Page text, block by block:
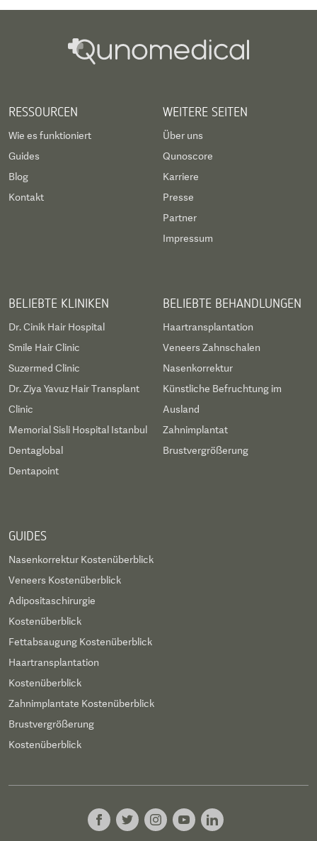
Gebetsraum, ein Multimedia-Terminal und eine
Krankenhäuser der Welt bekannt. Das gut
RESSOURCEN
Wie es funktioniert
Guides
Blog
Kontakt
WEITERE SEITEN
Über uns
Qunoscore
Karriere
Presse
Partner
Impressum
BELIEBTE KLINIKEN
Dr. Cinik Hair Hospital
Smile Hair Clinic
Suzermed Clinic
Dr. Ziya Yavuz Hair Transplant
Clinic
Memorial Sisli Hospital Istanbul
Dentaglobal
Dentapoint
BELIEBTE BEHANDLUNGEN
Haartransplantation
Veneers Zahnschalen
Nasenkorrektur
Künstliche Befruchtung im
Ausland
Zahnimplantat
Brustvergrößerung
GUIDES
Nasenkorrektur Kostenüberblick
Veneers Kostenüberblick
Adipositaschirurgie
Kostenüberblick
Fettabsaugung Kostenüberblick
Haartransplantation
Kostenüberblick
Zahnimplantate Kostenüberblick
Brustvergrößerung
Kostenüberblick